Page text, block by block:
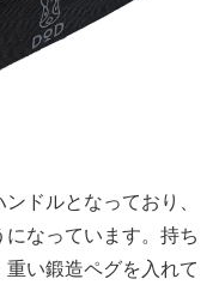
ドルとなっており、
なっています。持ち
い鍛造ペグを入れて